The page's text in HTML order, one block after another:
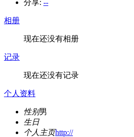
分享: --
相册
现在还没有相册
记录
现在还没有记录
个人资料
性别男
生日
个人主页http://